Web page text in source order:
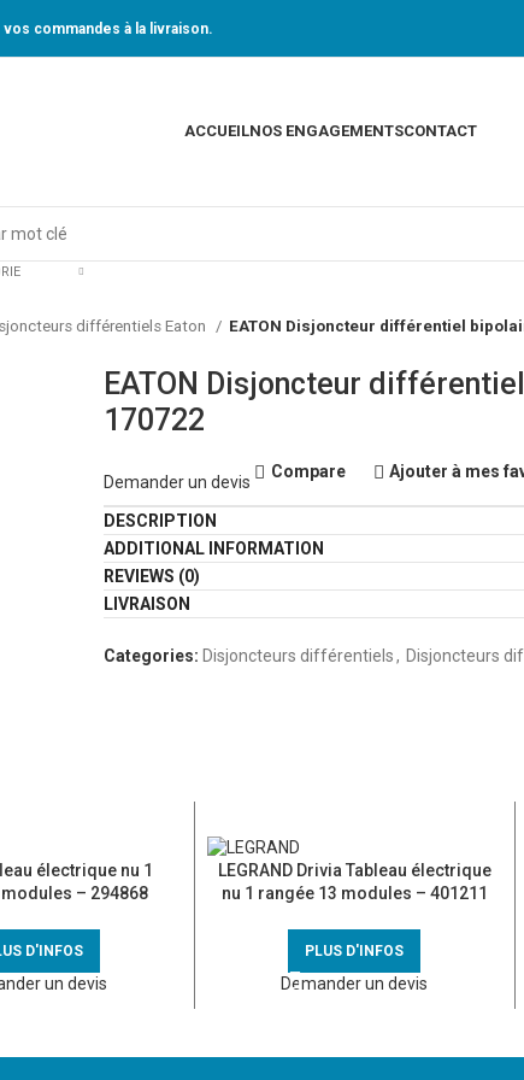
commandes à la livraison.
ACCUEILNOS ENGAGEMENTSCONTACT
différentiels Eaton
EATON Disjoncteur différentiel
EATON Disjoncteur
170722
Demander un devis
Compare Ajouter à mes
DESCRIPTION
ADDITIONAL INFORMATION
REVIEWS (0)
LIVRAISON
Categories: Disjoncteurs différentiels, Disjoncteurs
électrique nu 1
– 294868
D'INFOS
un devis
LEGRAND Drivia Tableau électrique
nu 1 rangée 13 modules – 401211
PLUS D'INFOS
Demander un devis